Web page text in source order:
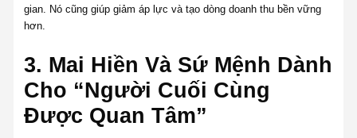
gian. Nó cũng giúp giảm áp lực và tạo dòng doanh thu bền vững
hơn.
3. Mai Hiền Và Sứ Mệnh Dành
Cho “Người Cuối Cùng
Được Quan Tâm”